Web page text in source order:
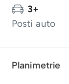
3+
Posti auto
Planimetrie